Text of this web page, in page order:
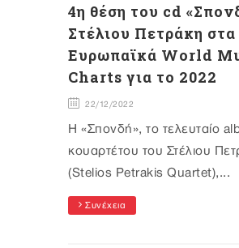
4η θέση του cd
Στέλιου Πετράκη στα
Ευρωπαϊκά World
Charts για το 2022
22/12/2022
Η «Σπονδή», το τελευταίο
κουαρτέτου του Στέλιου
(Stelios Petrakis Quartet),...
Συνέχεια